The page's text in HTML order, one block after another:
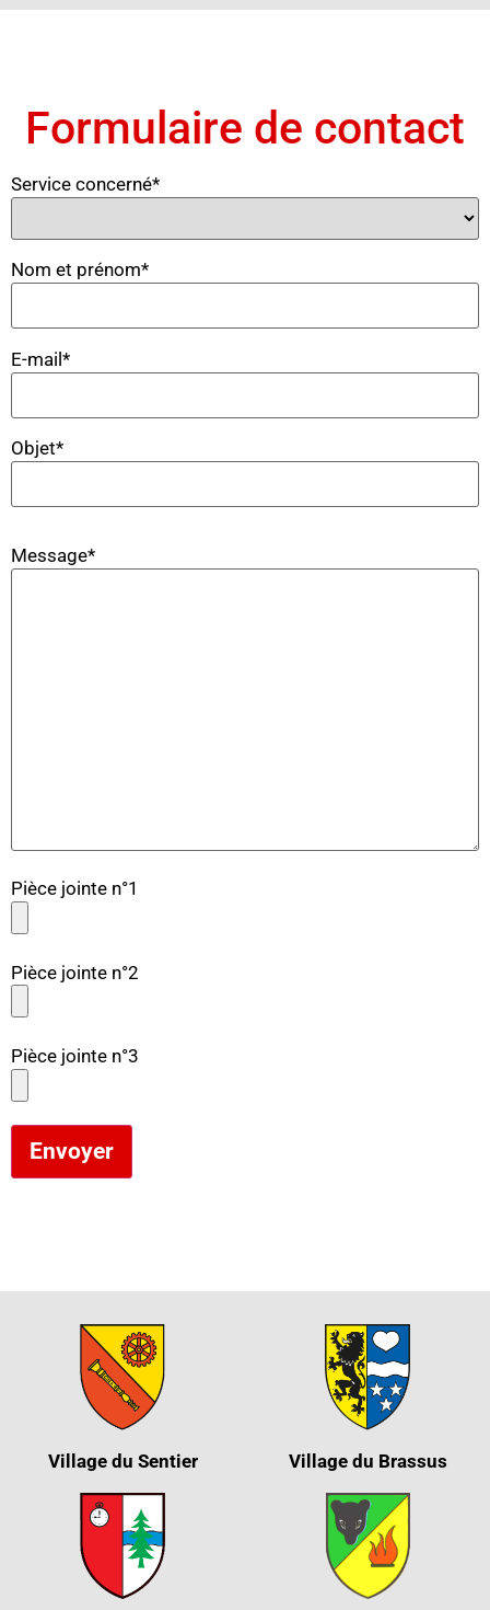
Formulaire de contact
Service concerné*
Nom et prénom*
E-mail*
Objet*
Message*
Pièce jointe n°1
Pièce jointe n°2
Pièce jointe n°3
Envoyer
Village du Sentier Village du Brassus